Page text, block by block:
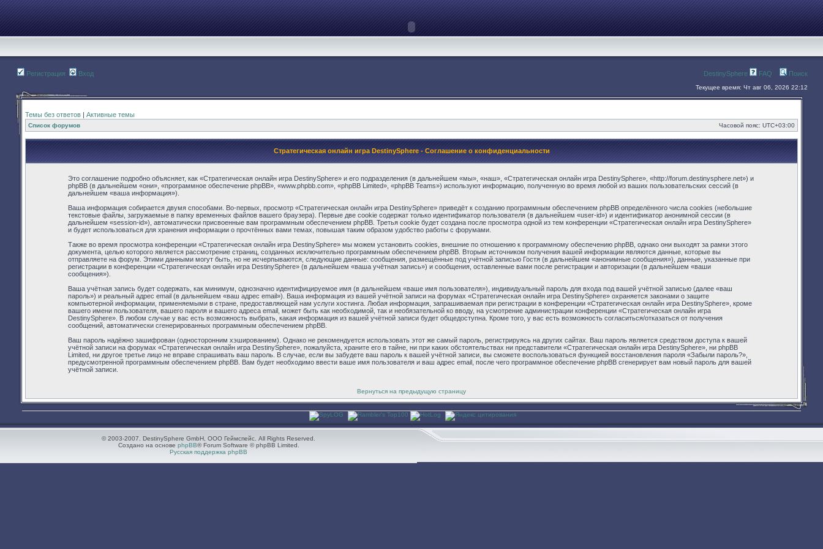
Регистрация Вход DestinySphere FAQ Поиск
Текущее время: Чт авг 06, 2026 22:12
Темы без ответов | Активные темы
Список форумов Часовой пояс: UTC+03:00
Стратегическая онлайн игра DestinySphere - Соглашение о конфиденциальности
Это соглашение подробно объясняет, как «Стратегическая онлайн игра DestinySphere» и его подразделения (в дальнейшем «мы», «наш», «Стратегическая онлайн игра DestinySphere», «http://forum.destinysphere.net») и
phpBB (в дальнейшем «они», «программное обеспечение phpBB», «www.phpbb.com», «phpBB Limited», «phpBB Teams») используют информацию, полученную во время любой из ваших пользовательских сессий (в
дальнейшем «ваша информация»).
Ваша информация собирается двумя способами. Во-первых, просмотр «Стратегическая онлайн игра DestinySphere» приведёт к созданию программным обеспечением phpBB определённого числа cookies (небольшие
текстовые файлы, загружаемые в папку временных файлов вашего браузера). Первые две cookie содержат только идентификатор пользователя (в дальнейшем «user-id») и идентификатор анонимной сессии (в
дальнейшем «session-id»), автоматически присвоенные вам программным обеспечением phpBB. Третья cookie будет создана после просмотра одной из тем конференции «Стратегическая онлайн игра DestinySphere»
и будет использоваться для хранения информации о прочтённых вами темах, повышая таким образом удобство работы с форумами.
Также во время просмотра конференции «Стратегическая онлайн игра DestinySphere» мы можем установить cookies, внешние по отношению к программному обеспечению phpBB, однако они выходят за рамки этого
документа, целью которого является рассмотрение страниц, созданных исключительно программным обеспечением phpBB. Вторым источником получения вашей информации являются данные, которые вы
отправляете на форум. Этими данными могут быть, но не исчерпываются, следующие данные: сообщения, размещённые под учётной записью Гостя (в дальнейшем «анонимные сообщения»), данные, указанные при
регистрации в конференции «Стратегическая онлайн игра DestinySphere» (в дальнейшем «ваша учётная запись») и сообщения, оставленные вами после регистрации и авторизации (в дальнейшем «ваши
сообщения»).
Ваша учётная запись будет содержать, как минимум, однозначно идентифицируемое имя (в дальнейшем «ваше имя пользователя»), индивидуальный пароль для входа под вашей учётной записью (далее «ваш
пароль») и реальный адрес email (в дальнейшем «ваш адрес email»). Ваша информация из вашей учётной записи на форумах «Стратегическая онлайн игра DestinySphere» охраняется законами о защите
компьютерной информации, применяемыми в стране, предоставляющей нам услуги хостинга. Любая информация, запрашиваемая при регистрации в конференции «Стратегическая онлайн игра DestinySphere», кроме
вашего имени пользователя, вашего пароля и вашего адреса email, может быть как необходимой, так и необязательной ко вводу, на усмотрение администрации конференции «Стратегическая онлайн игра
DestinySphere». В любом случае у вас есть возможность выбрать, какая информация из вашей учётной записи будет общедоступна. Кроме того, у вас есть возможность согласиться/отказаться от получения
сообщений, автоматически сгенерированных программным обеспечением phpBB.
Ваш пароль надёжно зашифрован (односторонним хэшированием). Однако не рекомендуется использовать этот же самый пароль, регистрируясь на других сайтах. Ваш пароль является средством доступа к вашей
учётной записи на форумах «Стратегическая онлайн игра DestinySphere», пожалуйста, храните его в тайне, ни при каких обстоятельствах ни представители «Стратегическая онлайн игра DestinySphere», ни phpBB
Limited, ни другое третье лицо не вправе спрашивать ваш пароль. В случае, если вы забудете ваш пароль к вашей учётной записи, вы сможете воспользоваться функцией восстановления пароля «Забыли пароль?»,
предусмотренной программным обеспечением phpBB. Вам будет необходимо ввести ваше имя пользователя и ваш адрес email, после чего программное обеспечение phpBB сгенерирует вам новый пароль для вашей
учётной записи.
Вернуться на предыдущую страницу
© 2003-2007. DestinySphere GmbH, ООО Геймспейс. All Rights Reserved.
Создано на основе phpBB® Forum Software © phpBB Limited.
Русская поддержка phpBB